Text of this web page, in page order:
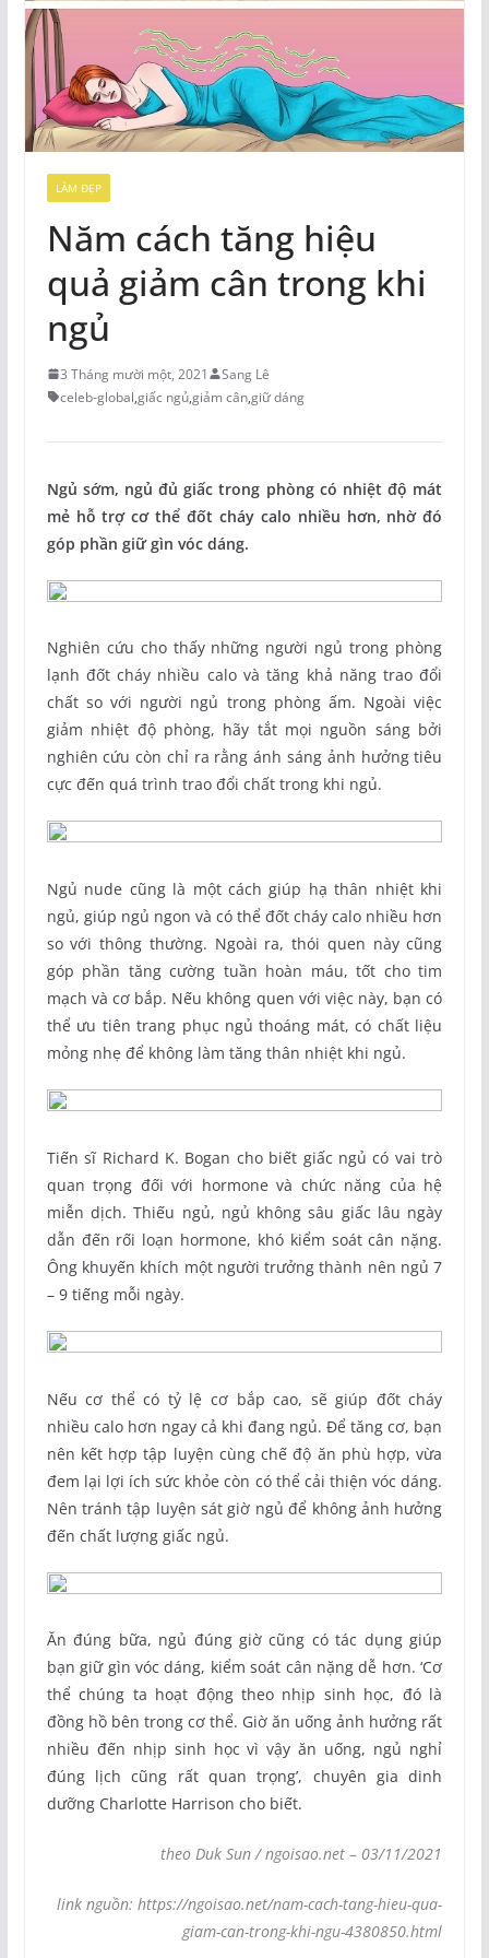
LÀM ĐẸP
Năm cách tăng hiệu
quả giảm cân trong khi
ngủ
3 Tháng mười một, 2021
Sang Lê
celeb-global,giấc ngủ,giảm cân,giữ dáng
Ngủ sớm, ngủ đủ giấc trong phòng có nhiệt độ mát
mẻ hỗ trợ cơ thể đốt cháy calo nhiều hơn, nhờ đó
góp phần giữ gìn vóc dáng.
Nghiên cứu cho thấy những người ngủ trong phòng
lạnh đốt cháy nhiều calo và tăng khả năng trao đổi
chất so với người ngủ trong phòng ấm. Ngoài việc
giảm nhiệt độ phòng, hãy tắt mọi nguồn sáng bởi
nghiên cứu còn chỉ ra rằng ánh sáng ảnh hưởng tiêu
cực đến quá trình trao đổi chất trong khi ngủ.
Ngủ nude cũng là một cách giúp hạ thân nhiệt khi
ngủ, giúp ngủ ngon và có thể đốt cháy calo nhiều hơn
so với thông thường. Ngoài ra, thói quen này cũng
góp phần tăng cường tuần hoàn máu, tốt cho tim
mạch và cơ bắp. Nếu không quen với việc này, bạn có
thể ưu tiên trang phục ngủ thoáng mát, có chất liệu
mỏng nhẹ để không làm tăng thân nhiệt khi ngủ.
Tiến sĩ Richard K. Bogan cho biết giấc ngủ có vai trò
quan trọng đối với hormone và chức năng của hệ
miễn dịch. Thiếu ngủ, ngủ không sâu giấc lâu ngày
dẫn đến rối loạn hormone, khó kiểm soát cân nặng.
Ông khuyến khích một người trưởng thành nên ngủ 7
– 9 tiếng mỗi ngày.
Nếu cơ thể có tỷ lệ cơ bắp cao, sẽ giúp đốt cháy
nhiều calo hơn ngay cả khi đang ngủ. Để tăng cơ, bạn
nên kết hợp tập luyện cùng chế độ ăn phù hợp, vừa
đem lại lợi ích sức khỏe còn có thể cải thiện vóc dáng.
Nên tránh tập luyện sát giờ ngủ để không ảnh hưởng
đến chất lượng giấc ngủ.
Ăn đúng bữa, ngủ đúng giờ cũng có tác dụng giúp
bạn giữ gìn vóc dáng, kiểm soát cân nặng dễ hơn. ‘Cơ
thể chúng ta hoạt động theo nhịp sinh học, đó là
đồng hồ bên trong cơ thể. Giờ ăn uống ảnh hưởng rất
nhiều đến nhịp sinh học vì vậy ăn uống, ngủ nghỉ
đúng lịch cũng rất quan trọng’, chuyên gia dinh
dưỡng Charlotte Harrison cho biết.
theo Duk Sun / ngoisao.net – 03/11/2021
link nguồn: https://ngoisao.net/nam-cach-tang-hieu-qua-
giam-can-trong-khi-ngu-4380850.html